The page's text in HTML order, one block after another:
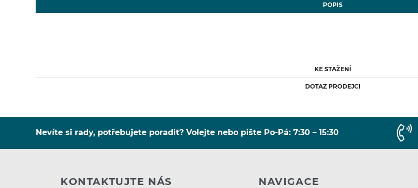
POPIS
KE STAŽENÍ
DOTAZ PRODEJCI
Nevíte si rady, potřebujete poradit? Volejte nebo pište Po-Pá: 7:30 – 15:30
KONTAKTUJTE NÁS NAVIGACE